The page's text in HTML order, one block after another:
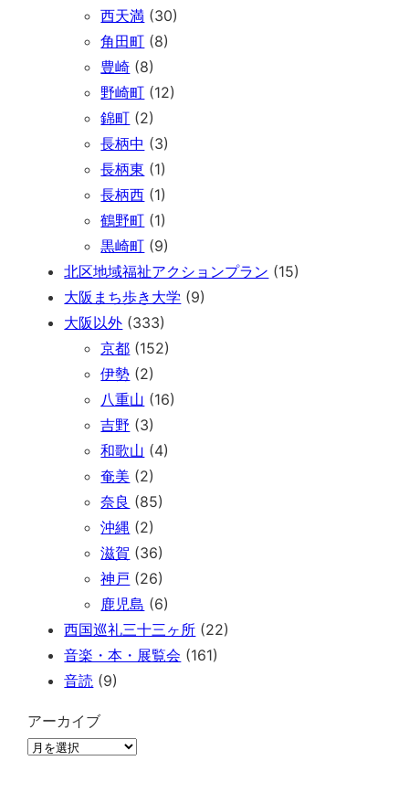
西天満 (30)
角田町 (8)
豊崎 (8)
野崎町 (12)
錦町 (2)
長柄中 (3)
長柄東 (1)
長柄西 (1)
鶴野町 (1)
黒崎町 (9)
北区地域福祉アクションプラン (15)
大阪まち歩き大学 (9)
大阪以外 (333)
京都 (152)
伊勢 (2)
八重山 (16)
吉野 (3)
和歌山 (4)
奄美 (2)
奈良 (85)
沖縄 (2)
滋賀 (36)
神戸 (26)
鹿児島 (6)
西国巡礼三十三ヶ所 (22)
音楽・本・展覧会 (161)
音読 (9)
アーカイブ